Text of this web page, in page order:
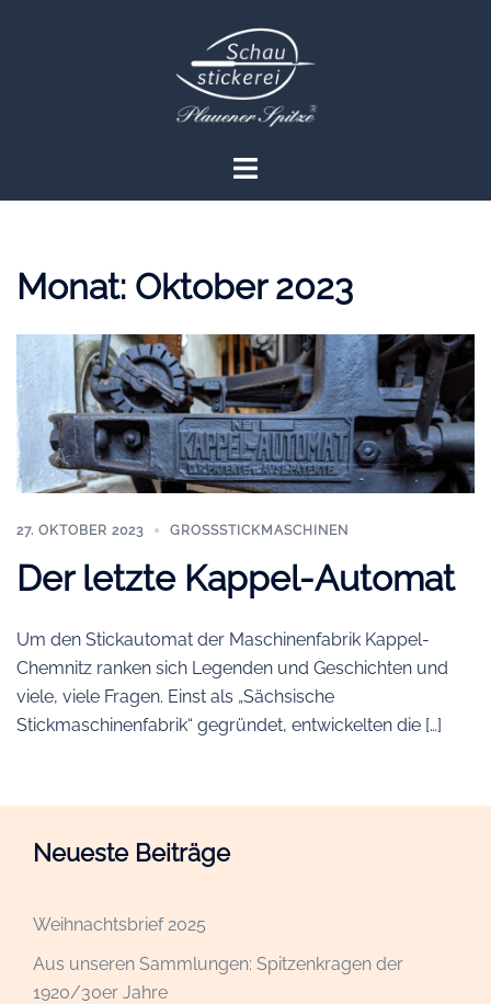
Menü
Monat: Oktober 2023
27. OKTOBER 2023 GROSSSTICKMASCHINEN
Der letzte Kappel-Automat
Um den Stickautomat der Maschinenfabrik Kappel-
Chemnitz ranken sich Legenden und Geschichten und
viele, viele Fragen. Einst als „Sächsische
Stickmaschinenfabrik“ gegründet, entwickelten die […]
Neueste Beiträge
Weihnachtsbrief 2025
Aus unseren Sammlungen: Spitzenkragen der
1920/30er Jahre